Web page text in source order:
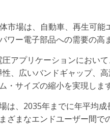
市場は、自動車、再生可
ワー電子部品への需要の高
アプリケーションにおい
、広いバンドギャップ、
・サイズの縮小を実現します
は、2035年までに年平均
ざまなエンドユーザー間で